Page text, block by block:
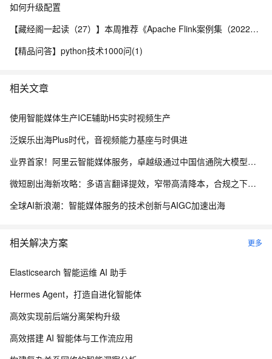
如何升级配置
【藏经阁一起读（27）】本周推荐《Apache Flink案例集（2022版）》，你有哪些心得？
【精品问答】python技术1000问(1)
相关文章
使用智能媒体生产ICE辅助H5实时视频生产
泛娱乐出海Plus时代，音视频能力基座与时俱进
业界首家！阿里云智能媒体服务，卓越级通过中国信通院大模型媒体处理评估
微短剧出海新攻略：多语言翻译提效，窄带高清降本，合规之下畅享极致播放
全球AI新浪潮：智能媒体服务的技术创新与AIGC加速出海
相关解决方案 更多
Elasticsearch 智能运维 AI 助手
Hermes Agent，打造自进化智能体
高效实现前后端分离架构升级
高效搭建 AI 智能体与工作流应用